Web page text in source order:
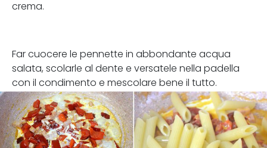
crema.
Far cuocere le pennette in abbondante acqua
salata, scolarle al dente e versatele nella padella
con il condimento e mescolare bene il tutto.